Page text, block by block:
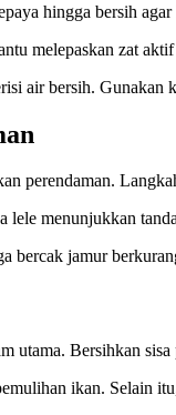
hingga bersih
melepaskan zat
air bersih. Gunakan
perendaman.
menunjukkan
jamur
Bersihkan
ikan. Selain